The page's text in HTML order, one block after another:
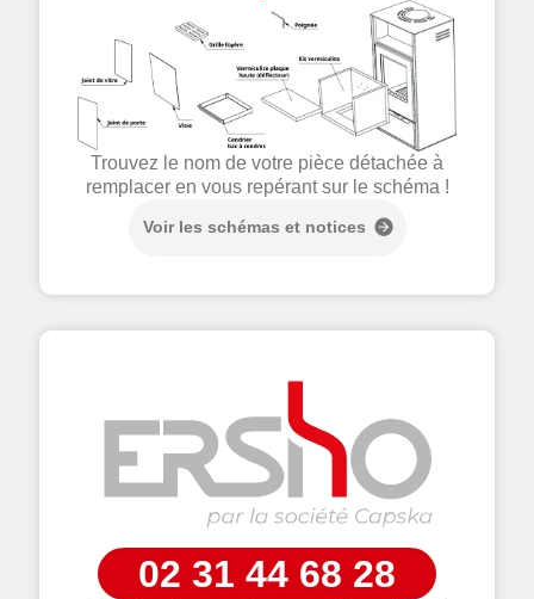
Trouvez le nom de votre pièce détachée à
remplacer en vous repérant sur le schéma !
Voir les schémas et notices
02 31 44 68 28